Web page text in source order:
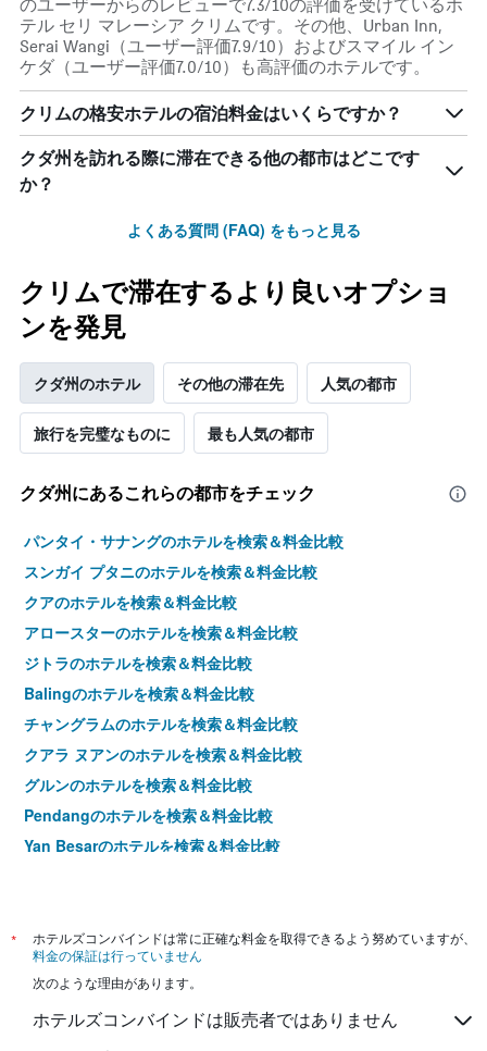
のユーザーからのレビューで7.3/10の評価を受けているホ
テル セリ マレーシア クリムです。その他、Urban Inn,
Serai Wangi（ユーザー評価7.9/10）およびスマイル イン
ケダ（ユーザー評価7.0/10）も高評価のホテルです。
クリムの格安ホテルの宿泊料金はいくらですか？
クダ州を訪れる際に滞在できる他の都市はどこです
か？
よくある質問 (FAQ) をもっと見る
クリムで滞在するより良いオプショ
ンを発見
クダ州のホテル その他の滞在先 人気の都市
旅行を完璧なものに 最も人気の都市
クダ州​にあるこれらの都市をチェック
パンタイ・サナングのホテルを検索＆料金比較
スンガイ プタニのホテルを検索＆料金比較
クアのホテルを検索＆料金比較
アロースターのホテルを検索＆料金比較
ジトラのホテルを検索＆料金比較
Balingのホテルを検索＆料金比較
チャングラムのホテルを検索＆料金比較
クアラ ヌアンのホテルを検索＆料金比較
グルンのホテルを検索＆料金比較
Pendangのホテルを検索＆料金比較
Yan Besarのホテルを検索＆料金比較
Pokok Senaのホテルを検索＆料金比較
アイル・ハンガッのホテルを検索＆料金比較
シントックのホテルを検索＆料金比較
*
ホテルズコンバインドは常に正確な料金を取得できるよう努めていますが、
料金の保証は行っていません
次のような理由があります。
ホテルズコンバインドは販売者ではありません